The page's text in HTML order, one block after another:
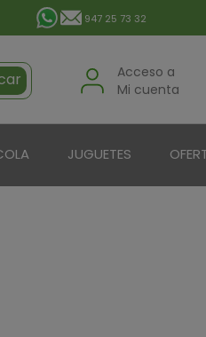
947 25 73 32
Acceso a
Mi cuenta
JUGUETES